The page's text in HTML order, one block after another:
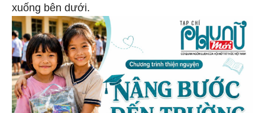
xuống bên dưới.